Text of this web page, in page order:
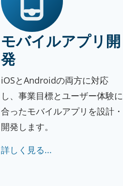
モバイルアプリ開
発
iOSとAndroidの両方に対応
し、事業目標とユーザー体験に
合ったモバイルアプリを設計・
開発します。
詳しく見る...